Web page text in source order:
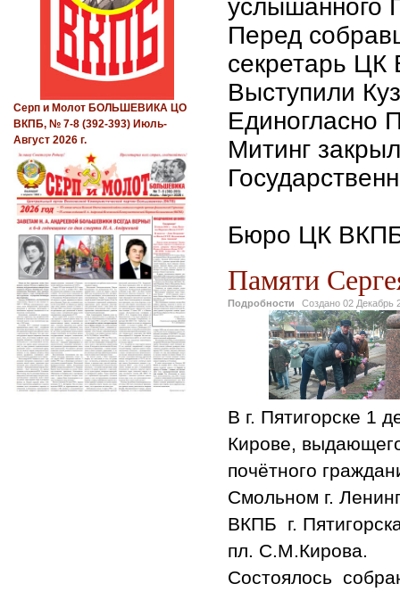
Перед
секретарь
Выступили
Единогласно
Митинг
Бюро ЦК
Памяти
Подробности Создано 02 Декабрь
В г. Пятигорске 1
Кирове,
почётного
Смольном г.
ВКПБ г.
пл. С.М.Кирова.
Состоялось
Серп и Молот БОЛЬШЕВИКА ЦО
ВКПБ, № 7-8 (392-393) Июль-
Август 2026 г.